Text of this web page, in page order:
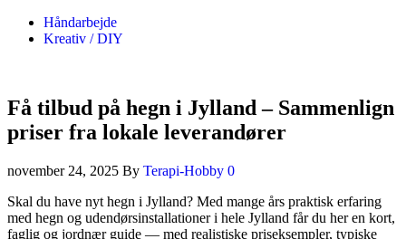
Håndarbejde
Kreativ / DIY
Få tilbud på hegn i Jylland – Sammenlign
priser fra lokale leverandører
november 24, 2025 By Terapi-Hobby 0
Skal du have nyt hegn i Jylland? Med mange års praktisk erfaring
med hegn og udendørsinstallationer i hele Jylland får du her en kort,
faglig og jordnær guide — med realistiske priseksempler, typiske